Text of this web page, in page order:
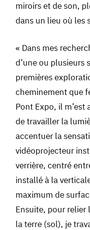
miroirs et de son,
dans un lieu où les
« Dans mes
d’une ou plusieurs
premières
cheminement que
Pont Expo, il m’est
de travailler la
accentuer la
vidéoprojecteur
verrière, centré
installé à la
maximum de
Ensuite, pour
la terre (sol), je